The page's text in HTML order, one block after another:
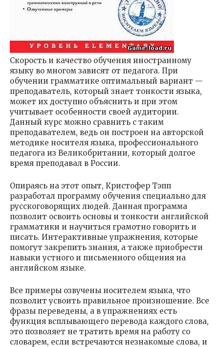
Скорость и качество обучения иностранному
языку во многом зависят от педагога. При
обучении грамматике оптимальный вариант —
преподаватель, который знает тонкости языка,
может их доступно объяснить и при этом
учитывает особенности своей аудитории.
Данный курс можно сравнить с таким
преподавателем, ведь он построен на авторской
методике носителя языка, профессионального
педагога из Великобритании, который долгое
время преподавал в России.
Опираясь на этот опыт, Кристофер Тэпп
разработал программу обучения специально для
русскоговорящих людей. Данная программа
позволит освоить основы и тонкости английской
грамматики и научиться грамотно говорить и
писать. Интерактивные упражнения, которые
помогут закрепить знания, а также приобрести
навыки устного и письменного общения на
английском языке.
Все примеры озвучены носителем языка, что
позволит усвоить правильное произношение. Все
фразы переведены, а в упражнениях есть
функция всплывающего перевода каждого слова,
это позволяет не тратить время на работу со
словарем, если встречаются незнакомые слова, и